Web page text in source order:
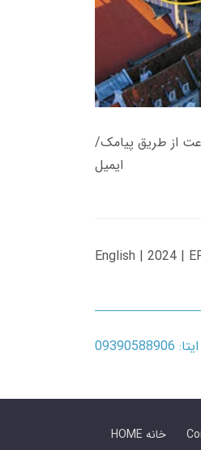
هزار تومانی دانلود فوری از حساب کاربری می باشد، و زمان تحویل لینک دانلود کتاب های 500 هزار تومانی حداکثر 12 ساعت از طریق پیامک/
ایمیل
English | 2024 |
HOME خانه